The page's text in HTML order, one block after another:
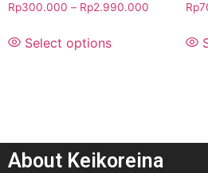
Rp300.000 – Rp2.990.000
Select options
Rp
About Keikoreina